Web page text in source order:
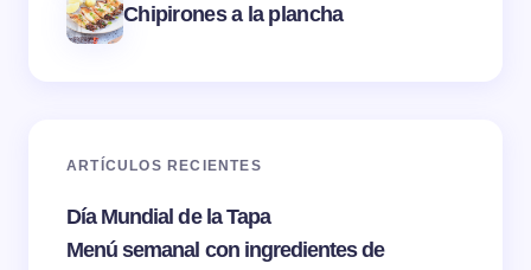
Chipirones a la plancha
ARTÍCULOS RECIENTES
Día Mundial de la Tapa
Menú semanal con ingredientes de